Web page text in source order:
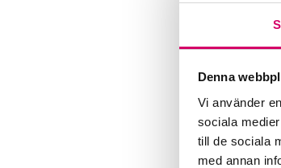
Denna
Vi använder
sociala
till de sociala
med annan